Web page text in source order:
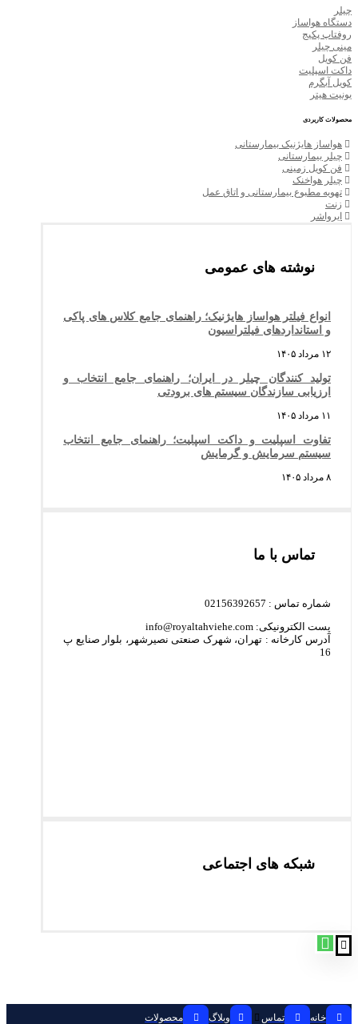
چیلر
دستگاه هواساز
روفتاپ پکیج
مینی چیلر
فن کویل
داکت اسپلیت
کویل آبگرم
یونیت هیتر
محصولات کاربردی
هواساز هایژنیک بیمارستانی
چیلر بیمارستانی
فن کویل زمینی
چیلر هواخنک
تهویه مطبوع بیمارستانی و اتاق عمل
زنت
ایرواشر
نوشته های عمومی
انواع فیلتر هواساز هایژنیک؛ راهنمای جامع کلاس های پاکی
و استانداردهای فیلتراسیون
۱۲ مرداد ۱۴۰۵
تولید کنندگان چیلر در ایران؛ راهنمای جامع انتخاب و
ارزیابی سازندگان سیستم های برودتی
۱۱ مرداد ۱۴۰۵
تفاوت اسپلیت و داکت اسپلیت؛ راهنمای جامع انتخاب
سیستم سرمایش و گرمایش
۸ مرداد ۱۴۰۵
تماس با ما
شماره تماس : 02156392657
پست الکترونیکی: info@royaltahviehe.com
آدرس کارخانه : تهران، شهرک صنعتی نصیرشهر، بلوار صنایع پ
16
شبکه های اجتماعی
خانه تماس وبلاگ محصولات